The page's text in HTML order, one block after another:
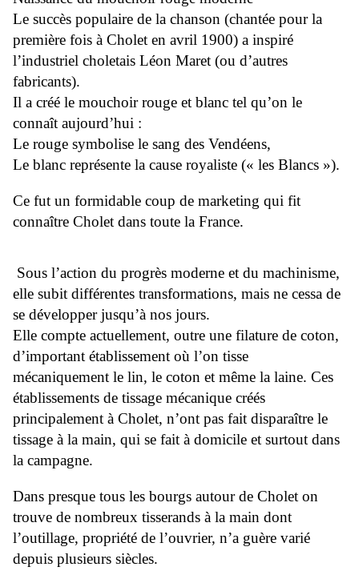
Le succès populaire de la chanson (chantée pour la
première fois à Cholet en avril 1900) a inspiré
l’industriel choletais Léon Maret (ou d’autres
fabricants).
Il a créé le mouchoir rouge et blanc tel qu’on le
connaît aujourd’hui :
Le rouge symbolise le sang des Vendéens,
Le blanc représente la cause royaliste (« les Blancs »).
Ce fut un formidable coup de marketing qui fit
connaître Cholet dans toute la France.
Sous l’action du progrès moderne et du machinisme,
elle subit différentes transformations, mais ne cessa de
se développer jusqu’à nos jours.
Elle compte actuellement, outre une filature de coton,
d’important établissement où l’on tisse
mécaniquement le lin, le coton et même la laine. Ces
établissements de tissage mécanique créés
principalement à Cholet, n’ont pas fait disparaître le
tissage à la main, qui se fait à domicile et surtout dans
la campagne.
Dans presque tous les bourgs autour de Cholet on
trouve de nombreux tisserands à la main dont
l’outillage, propriété de l’ouvrier, n’a guère varié
depuis plusieurs siècles.